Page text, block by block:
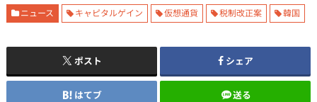
ニュース キャピタルゲイン 仮想通貨 税制改正案 韓国
ポスト シェア
はてブ 送る